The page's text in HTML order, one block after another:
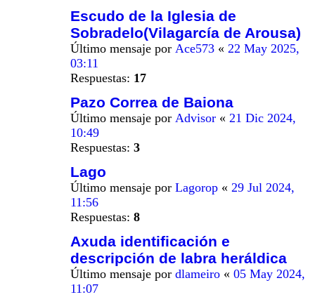
Escudo de la Iglesia de
Sobradelo(Vilagarcía de Arousa)
Último mensaje por Ace573 « 22 May 2025,
03:11
Respuestas: 17
Pazo Correa de Baiona
Último mensaje por Advisor « 21 Dic 2024,
10:49
Respuestas: 3
Lago
Último mensaje por Lagorop « 29 Jul 2024,
11:56
Respuestas: 8
Axuda identificación e
descripción de labra heráldica
Último mensaje por dlameiro « 05 May 2024,
11:07